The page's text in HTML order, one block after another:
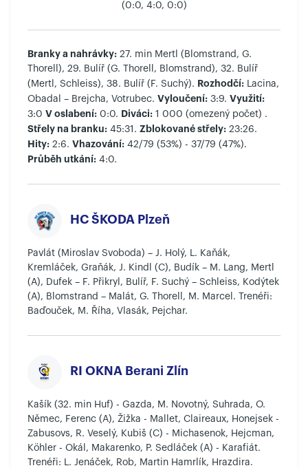
(0:0, 4:0, 0:0)
Branky a nahrávky: 27. min Mertl (Blomstrand, G.
Thorell), 29. Bulíř (G. Thorell, Blomstrand), 32. Bulíř
(Mertl, Schleiss), 38. Bulíř (F. Suchý). Rozhodčí: Lacina,
Obadal – Brejcha, Votrubec. Vyloučení: 3:9. Využití:
3:0 V oslabení: 0:0. Diváci: 1 000 (omezený počet) .
Střely na branku: 45:31. Zblokované střely: 23:26.
Hity: 2:6. Vhazování: 42/79 (53%) - 37/79 (47%).
Průběh utkání: 4:0.
HC ŠKODA Plzeň
Pavlát (Miroslav Svoboda) – J. Holý, L. Kaňák,
Kremláček, Graňák, J. Kindl (C), Budík – M. Lang, Mertl
(A), Dufek – F. Přikryl, Bulíř, F. Suchý – Schleiss, Kodýtek
(A), Blomstrand – Malát, G. Thorell, M. Marcel. Trenéři:
Baďouček, M. Říha, Vlasák, Pejchar.
RI OKNA Berani Zlín
Kašík (32. min Huf) - Gazda, M. Novotný, Suhrada, O.
Němec, Ferenc (A), Žižka - Mallet, Claireaux, Honejsek -
Zabusovs, R. Veselý, Kubiš (C) - Michasenok, Hejcman,
Köhler - Okál, Makarenko, P. Sedláček (A) - Karafiát.
Trenéři: L. Jenáček, Rob, Martin Hamrlík, Hrazdira.